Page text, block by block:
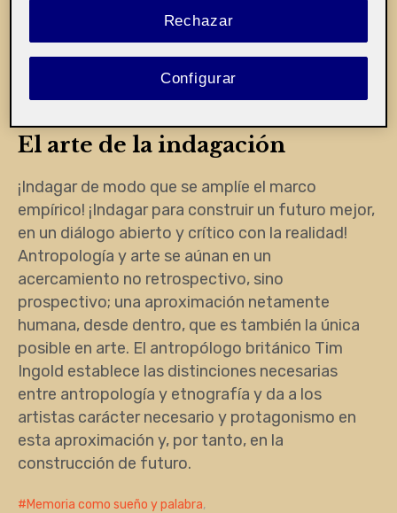
El arte de la indagación
¡Indagar de modo que se amplíe el marco
empírico! ¡Indagar para construir un futuro mejor,
en un diálogo abierto y crítico con la realidad!
Antropología y arte se aúnan en un
acercamiento no retrospectivo, sino
prospectivo; una aproximación netamente
humana, desde dentro, que es también la única
posible en arte. El antropólogo británico Tim
Ingold establece las distinciones necesarias
entre antropología y etnografía y da a los
artistas carácter necesario y protagonismo en
esta aproximación y, por tanto, en la
construcción de futuro.
Memoria como sueño y palabra,
Rechazar
Configurar